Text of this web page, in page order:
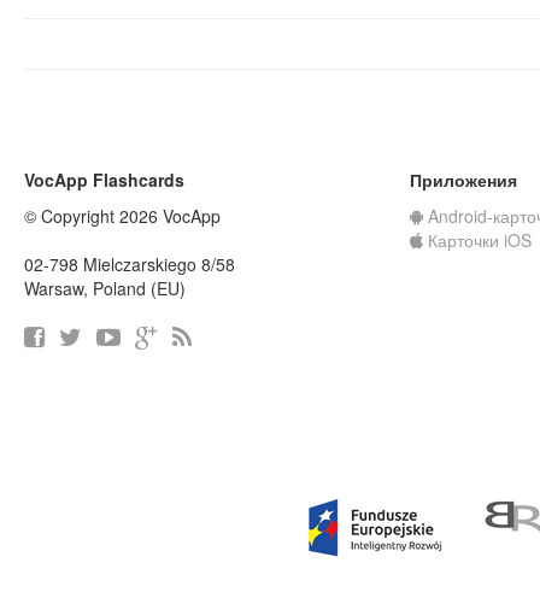
VocApp Flashcards
© Copyright 2026 VocApp
02-798 Mielczarskiego 8/58
Warsaw, Poland (EU)
Приложения
Android-
Карточки iOS